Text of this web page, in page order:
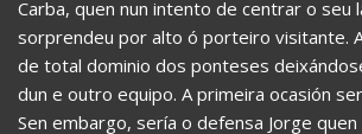
Carba, quen nun intento de centrar o seu
sorprendeu por alto ó porteiro visitante.
de total dominio dos ponteses
dun e outro equipo. A primeira ocasión
Sen embargo, sería o defensa Jorge